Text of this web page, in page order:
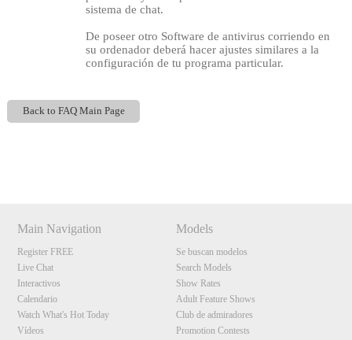
sistema de chat.
De poseer otro Software de antivirus corriendo en
su ordenador deberá hacer ajustes similares a la
configuración de tu programa particular.
Back to FAQ Main Page
Main Navigation
Register FREE
Live Chat
Interactivos
Calendario
Watch What's Hot Today
Vídeos
Models
Se buscan modelos
Search Models
Show Rates
Adult Feature Shows
Club de admiradores
Promotion Contests
120
F
R
E
E
C
R
E
DI
T
S